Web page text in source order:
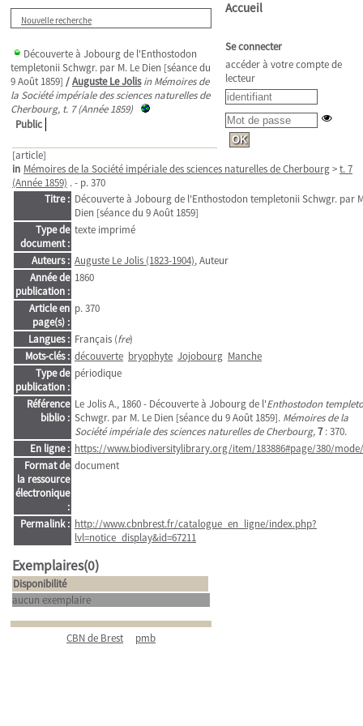
Nouvelle recherche
Découverte à Jobourg de l'Enthostodon
templetonii Schwgr. par M. Le Dien [séance du
9 Août 1859] /Auguste Le Jolis in Mémoires de
la Société impériale des sciences naturelles de
Cherbourg, t. 7 (Année 1859)
Public
[article]
in Mémoires de la Société impériale des sciences naturelles de Cherbourg>t. 7
(Année 1859) . - p. 370
Titre : Découverte à Jobourg de l'Enthostodon templetonii Schwgr. par
Dien [séance du 9 Août 1859]
Type de
document :
texte imprimé
Auteurs : Auguste Le Jolis (1823-1904), Auteur
Année de
publication :
1860
Article en
page(s) :
p. 370
Langues : Français (fre)
Mots-clés : découverte bryophyte Jojobourg Manche
Type de
publication :
périodique
Référence
biblio :
Le Jolis A., 1860 - Découverte à Jobourg de l'Enthostodon
Schwgr. par M. Le Dien [séance du 9 Août 1859]. Mémoires de la
Société impériale des sciences naturelles de Cherbourg,7: 370.
En ligne : https://www.biodiversitylibrary.org/item/183886#page/380/
Format de
la ressource
électronique
:
document
Permalink : http://www.cbnbrest.fr/catalogue_en_ligne/index.php?
lvl=notice_display&id=67211
Exemplaires(0)
Disponibilité
aucun exemplaire
CBN de Brest pmb
Accueil
Se connecter
accéder à votre compte de
lecteur